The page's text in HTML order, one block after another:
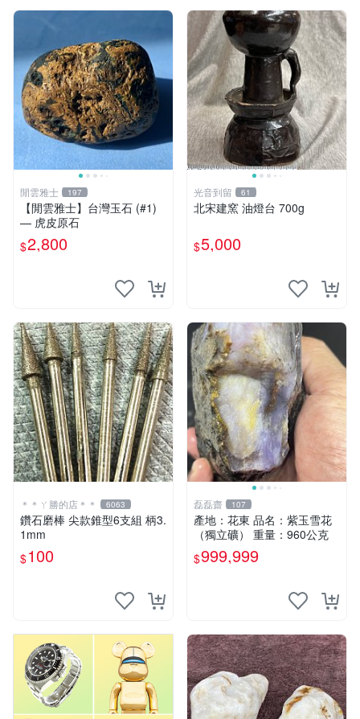
閒雲雅士 197
【閒雲雅士】台灣玉石 (#1)
— 虎皮原石
$2,800
光音到留 61
北宋建窯 油燈台 700g
$5,000
＊＊ㄚ勝的店＊＊ 6063
鑽石磨棒 尖款錐型6支組 柄3.
1mm
$100
磊磊齋 107
產地：花東 品名：紫玉雪花
（獨立礦） 重量：960公克
$999,999